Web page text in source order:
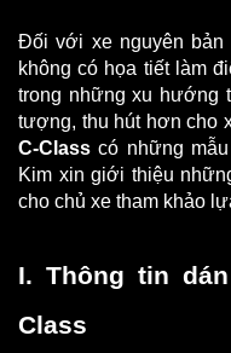
Đối với xe nguyên
không có họa tiết làm
trong những xu hướng
tượng, thu hút hơn cho
C-Class có những
Kim xin giới thiệu
cho chủ xe tham khảo
I. Thông tin
Class